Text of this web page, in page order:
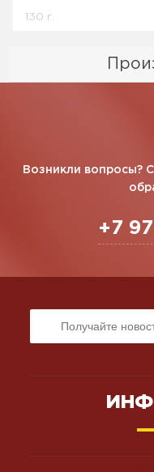
130 г.
Возникли вопросы?
+7